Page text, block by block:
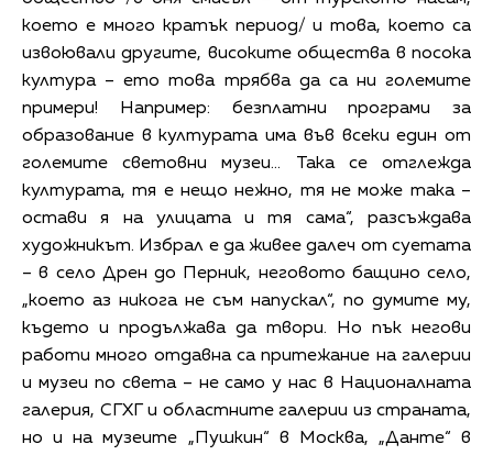
което е много кратък период/ и това, което са
извоювали другите, високите общества в посока
култура – ето това трябва да са ни големите
примери! Например: безплатни програми за
образование в културата има във всеки един от
големите световни музеи… Така се отглежда
културата, тя е нещо нежно, тя не може така –
остави я на улицата и тя сама“, разсъждава
художникът. Избрал е да живее далеч от суетата
– в село Дрен до Перник, неговото бащино село,
„което аз никога не съм напускал“, по думите му,
където и продължава да твори. Но пък негови
работи много отдавна са притежание на галерии
и музеи по света – не само у нас в Националната
галерия, СГХГ и областните галерии из страната,
но и на музеите „Пушкин“ в Москва, „Данте“ в